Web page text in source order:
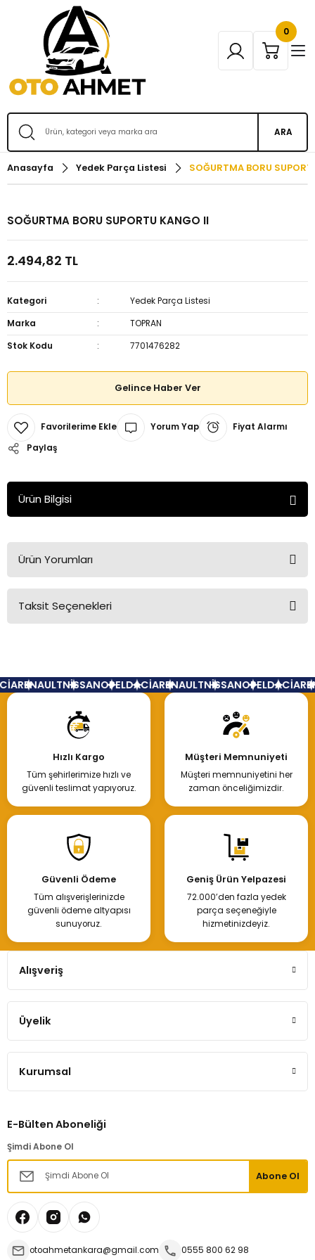
ARA
0
Anasayfa Yedek Parça Listesi SOĞURTMA BORU
SOĞURTMA BORU SUPORTU KANGO II
2.494,82 TL
Kategori
Yedek Parça Listesi
Marka
TOPRAN
Stok Kodu
7701476282
Gelince Haber Ver
Yorum Yap
Fiyat Alarmı
Paylaş
Ürün Bilgisi
Ürün Yorumları
Bu ürüne ilk yorumu siz yapın!
Taksit Seçenekleri
RENAULTNİSSANOPELDACİARENAULTNİSSANOPELDACİA
Hızlı Kargo
Tüm şehirlerimize hızlı ve
güvenli teslimat yapıyoruz.
Müşteri Memnuniyeti
Müşteri memnuniyetini her
zaman önceliğimizdir.
Güvenli Ödeme
Tüm alışverişlerinizde
güvenli ödeme altyapısı
sunuyoruz.
Geniş Ürün Yelpazesi
72.000’den fazla yedek
parça seçeneğiyle
hizmetinizdeyiz.
Alışveriş
Üyelik
Kurumsal
E-Bülten Aboneliği
Şimdi Abone Ol
Abone Ol
otoahmetankara@gmail.com 0555 800 62 98